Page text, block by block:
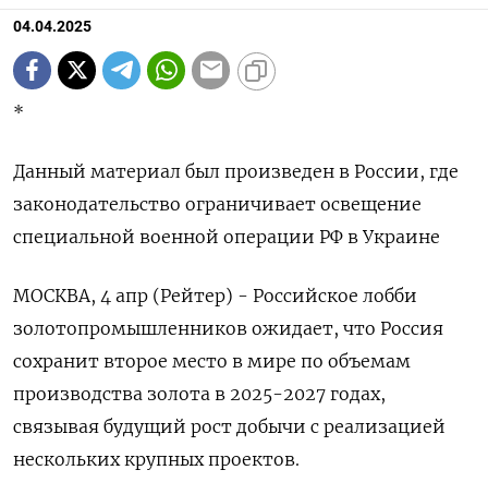
04.04.2025
*
Данный материал был произведен в России, где
законодательство ограничивает освещение
специальной военной операции РФ в Украине
МОСКВА, 4 апр (Рейтер) - Российское лобби
золотопромышленников ожидает, что Россия
сохранит второе место в мире по объемам
производства золота в 2025-2027 годах,
связывая будущий рост добычи с реализацией
нескольких крупных проектов.